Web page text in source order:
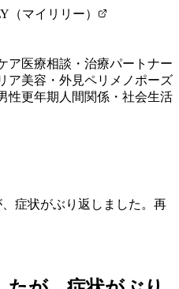
（マイリリー）
ア医療相談・治療パートナー
ア美容・外見ペリメノポーズ
性更年期 人間関係・社会生活
症状がぶり返しました。再